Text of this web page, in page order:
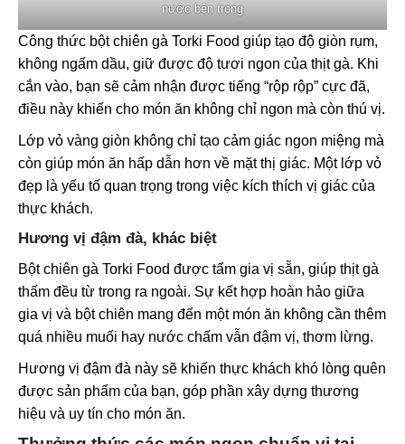
nước bên trong
Công thức bột chiên gà Torki Food giúp tạo độ giòn rụm,
không ngấm dầu, giữ được độ tươi ngon của thịt gà. Khi
cắn vào, bạn sẽ cảm nhận được tiếng “rộp rộp” cực đã,
điều này khiến cho món ăn không chỉ ngon mà còn thú vị.
Lớp vỏ vàng giòn không chỉ tạo cảm giác ngon miệng mà
còn giúp món ăn hấp dẫn hơn về mặt thị giác. Một lớp vỏ
đẹp là yếu tố quan trọng trong việc kích thích vị giác của
thực khách.
Hương vị đậm đà, khác biệt
Bột chiên gà Torki Food được tẩm gia vị sẵn, giúp thịt gà
thấm đều từ trong ra ngoài. Sự kết hợp hoàn hảo giữa
gia vị và bột chiên mang đến một món ăn không cần thêm
quá nhiều muối hay nước chấm vẫn đậm vị, thơm lừng.
Hương vị đậm đà này sẽ khiến thực khách khó lòng quên
được sản phẩm của bạn, góp phần xây dựng thương
hiệu và uy tín cho món ăn.